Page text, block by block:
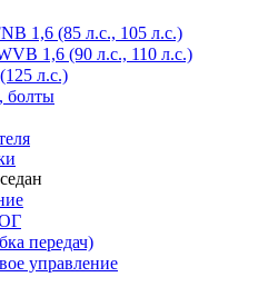
1,6 (85 л.с., 105 л.с.)
1,6 (90 л.с., 110 л.с.)
л.с.)
болты
передач)
управление